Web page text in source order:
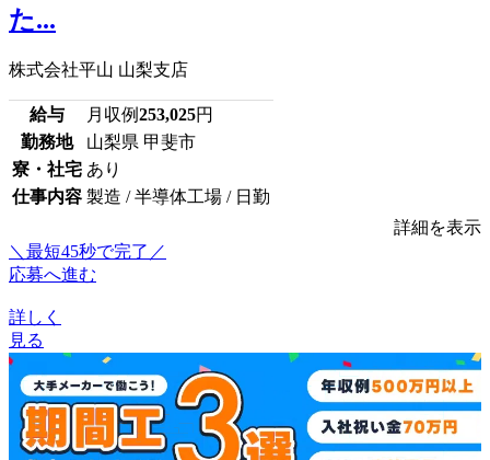
た...
株式会社平山 山梨支店
給与 月収例253,025円
勤務地
山梨県 甲斐市
寮・社宅 あり
仕事内容 製造 / 半導体工場 / 日勤
詳細を表示
＼最短45秒で完了／
応募へ進む
詳しく
見る